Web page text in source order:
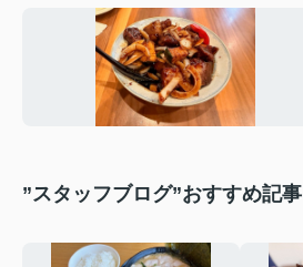
”スタッフブログ”おすすめ記事